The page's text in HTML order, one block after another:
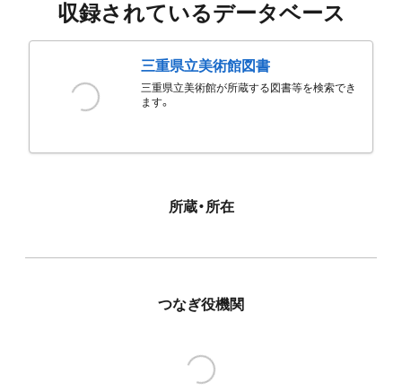
収録されているデータベース
三重県立美術館図書
三重県立美術館が所蔵する図書等を検索でき
ます。
所蔵・所在
つなぎ役機関